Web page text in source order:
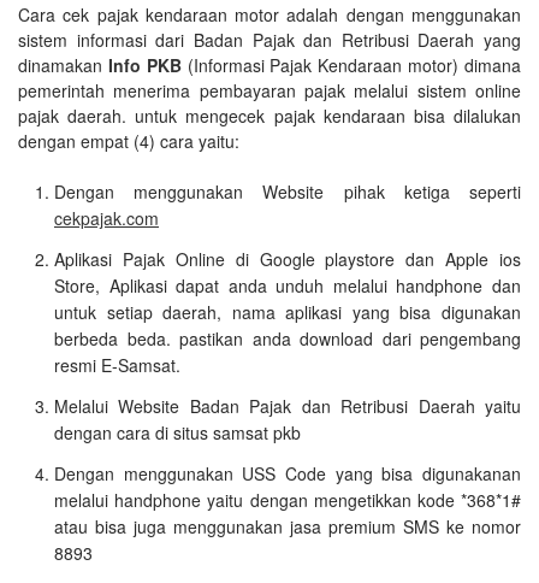
Cara cek pajak kendaraan motor adalah dengan menggunakan
sistem informasi dari Badan Pajak dan Retribusi Daerah yang
dinamakan Info PKB(Informasi Pajak Kendaraan motor) dimana
pemerintah menerima pembayaran pajak melalui sistem online
pajak daerah. untuk mengecek pajak kendaraan bisa dilalukan
dengan empat (4) cara yaitu:
Dengan menggunakan Website pihak ketiga seperti
cekpajak.com
Aplikasi Pajak Online di Google playstore dan Apple ios
Store, Aplikasi dapat anda unduh melalui handphone dan
untuk setiap daerah, nama aplikasi yang bisa digunakan
berbeda beda. pastikan anda download dari pengembang
resmi E-Samsat.
Melalui Website Badan Pajak dan Retribusi Daerah yaitu
dengan cara di situs samsat pkb
Dengan menggunakan USS Code yang bisa digunakanan
melalui handphone yaitu dengan mengetikkan kode *368*1#
atau bisa juga menggunakan jasa premium SMS ke nomor
8893